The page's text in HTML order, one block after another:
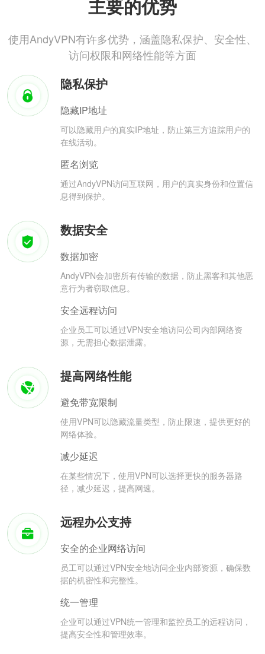
主要的优势
使用AndyVPN有许多优势，涵盖隐私保护、安全性、
访问权限和网络性能等方面
隐私保护
隐藏IP地址
可以隐藏用户的真实IP地址，防止第三方追踪用户的
在线活动。
匿名浏览
通过AndyVPN访问互联网，用户的真实身份和位置信
息得到保护。
数据安全
数据加密
AndyVPN会加密所有传输的数据，防止黑客和其他恶
意行为者窃取信息。
安全远程访问
企业员工可以通过VPN安全地访问公司内部网络资
源，无需担心数据泄露。
提高网络性能
避免带宽限制
使用VPN可以隐藏流量类型，防止限速，提供更好的
网络体验。
减少延迟
在某些情况下，使用VPN可以选择更快的服务器路
径，减少延迟，提高网速。
远程办公支持
安全的企业网络访问
员工可以通过VPN安全地访问企业内部资源，确保数
据的机密性和完整性。
统一管理
企业可以通过VPN统一管理和监控员工的远程访问，
提高安全性和管理效率。